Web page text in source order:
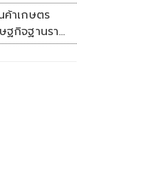
าเกษตร
ฐกิจฐานราก
าท